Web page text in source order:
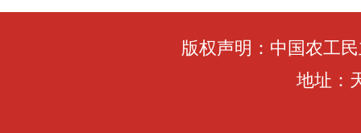
版权声明：中国农工
地址：